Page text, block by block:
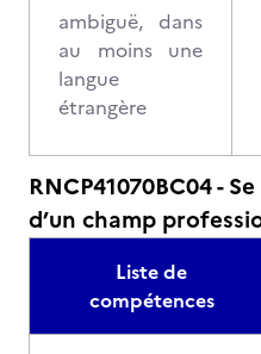
ambiguë, dans
au moins une
langue
étrangère
RNCP41070BC04 -
d’un champ
Liste de
compétences